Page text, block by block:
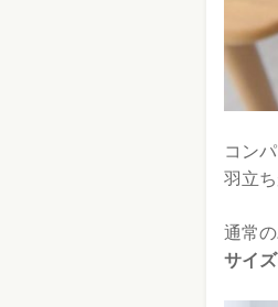
コン
羽立
通常
サイズ